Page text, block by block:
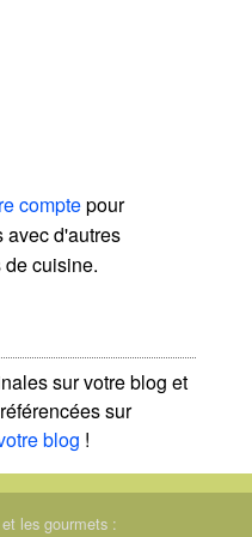
comptepour
avec d'autres
cuisine.
sur votre blog et
sur
blog !
les gourmets :